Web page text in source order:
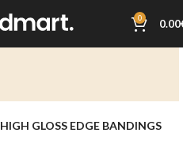
0 0.00
HIGH GLOSS EDGE BANDINGS